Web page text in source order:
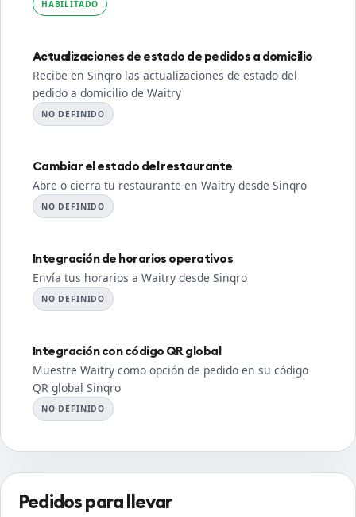
HABILITADO
Actualizaciones de estado de pedidos a domicilio
Recibe en Sinqro las actualizaciones de estado del
pedido a domicilio de Waitry
NO DEFINIDO
Cambiar el estado del restaurante
Abre o cierra tu restaurante en Waitry desde Sinqro
NO DEFINIDO
Integración de horarios operativos
Envía tus horarios a Waitry desde Sinqro
NO DEFINIDO
Integración con código QR global
Muestre Waitry como opción de pedido en su código
QR global Sinqro
NO DEFINIDO
Pedidos para llevar